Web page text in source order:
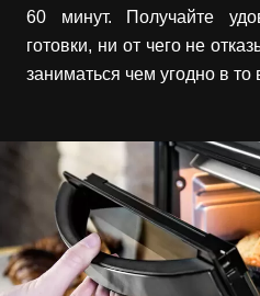
60 минут. Получайте
готовки, ни от чего не
заниматься чем угодно в то